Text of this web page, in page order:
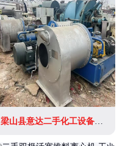
梁山县意达二手化工设备经营部